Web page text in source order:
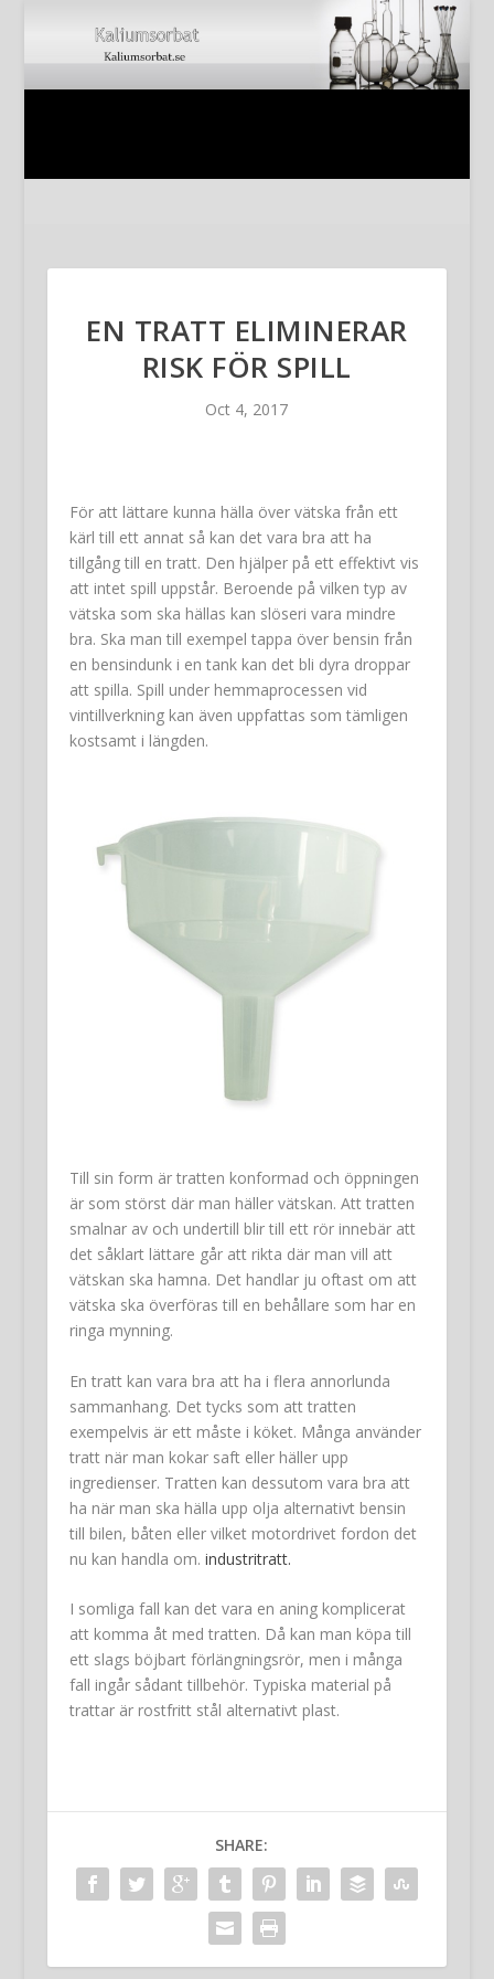
EN TRATT ELIMINERAR
RISK FÖR SPILL
Oct 4, 2017
För att lättare kunna hälla över vätska från ett
kärl till ett annat så kan det vara bra att ha
tillgång till en tratt. Den hjälper på ett effektivt vis
att intet spill uppstår. Beroende på vilken typ av
vätska som ska hällas kan slöseri vara mindre
bra. Ska man till exempel tappa över bensin från
en bensindunk i en tank kan det bli dyra droppar
att spilla. Spill under hemmaprocessen vid
vintillverkning kan även uppfattas som tämligen
kostsamt i längden.
Till sin form är tratten konformad och öppningen
är som störst där man häller vätskan. Att tratten
smalnar av och undertill blir till ett rör innebär att
det såklart lättare går att rikta där man vill att
vätskan ska hamna. Det handlar ju oftast om att
vätska ska överföras till en behållare som har en
ringa mynning.
En tratt kan vara bra att ha i flera annorlunda
sammanhang. Det tycks som att tratten
exempelvis är ett måste i köket. Många använder
tratt när man kokar saft eller häller upp
ingredienser. Tratten kan dessutom vara bra att
ha när man ska hälla upp olja alternativt bensin
till bilen, båten eller vilket motordrivet fordon det
nu kan handla om. industritratt.
I somliga fall kan det vara en aning komplicerat
att komma åt med tratten. Då kan man köpa till
ett slags böjbart förlängningsrör, men i många
fall ingår sådant tillbehör. Typiska material på
trattar är rostfritt stål alternativt plast.
SHARE: